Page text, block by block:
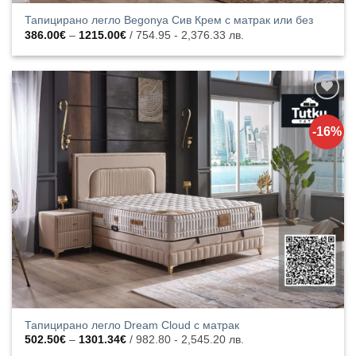
Тапицирано легло Begonya Сив Крем с матрак или без
386.00€ – 1215.00€Price
386.00€
1215.00€
/ 754.95 - 2,376.33 лв.
-16%
Добавяне
към
списъка с
харесани
продукти
Тапицирано легло Dream Cloud с матрак
502.50€ – 1301.34€Price
/ 982.80 - 2,545.20 лв.